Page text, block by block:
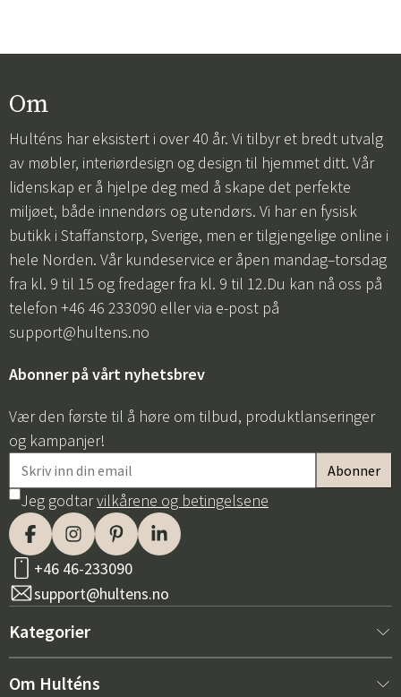
Om
Hulténs har eksistert i over 40 år. Vi tilbyr et bredt utvalg
av møbler, interiørdesign og design til hjemmet ditt. Vår
lidenskap er å hjelpe deg med å skape det perfekte
miljøet, både innendørs og utendørs. Vi har en fysisk
butikk i Staffanstorp, Sverige, men er tilgjengelige online i
hele Norden. Vår kundeservice er åpen mandag–torsdag
fra kl. 9 til 15 og fredager fra kl. 9 til 12.Du kan nå oss på
telefon +46 46 233090 eller via e-post på
support@hultens.no
Abonner på vårt nyhetsbrev
Vær den første til å høre om tilbud, produktlanseringer
og kampanjer!
Jeg godtarvilkårene og betingelsene
+46 46-233090
support@hultens.no
Kategorier
Nytt hos oss
Om Hulténs